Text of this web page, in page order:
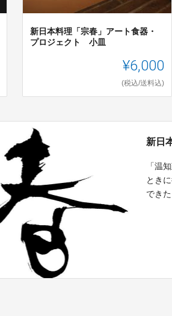
新日本料理「宗春」アート食器・
プロジェクト 小皿
¥6,000
(税込/送料込)
新日
「温
とき
でき
発に